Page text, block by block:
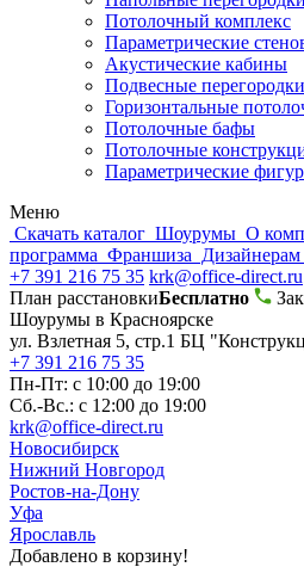
Потолочный комплекс
Параметрические
Акустические кабины
Подвесные перегородки
Горизонтальные
Потолочные бафы
Потолочные
Параметрические
Меню
Скачать каталог Шоурумы О
программа Франшиза Дизайнерам
+7 391 216 75 35 krk@office-direct.ru
План расстановкиБесплатно
Шоурумы в Красноярске
ул. Взлетная 5, стр.1 БЦ
+7 391 216 75 35
Пн-Пт: с 10:00 до 19:00
Сб.-Вс.: с 12:00 до 19:00
krk@office-direct.ru
Новосибирск
Нижний Новгород
Ростов-на-Дону
Уфа
Ярославль
Добавлено в корзину!